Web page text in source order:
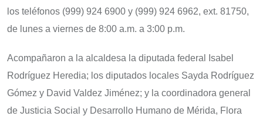
los teléfonos (999) 924 6900 y (999) 924 6962, ext. 81750,
de lunes a viernes de 8:00 a.m. a 3:00 p.m.
Acompañaron a la alcaldesa la diputada federal Isabel
Rodríguez Heredia; los diputados locales Sayda Rodríguez
Gómez y David Valdez Jiménez; y la coordinadora general
de Justicia Social y Desarrollo Humano de Mérida, Flora